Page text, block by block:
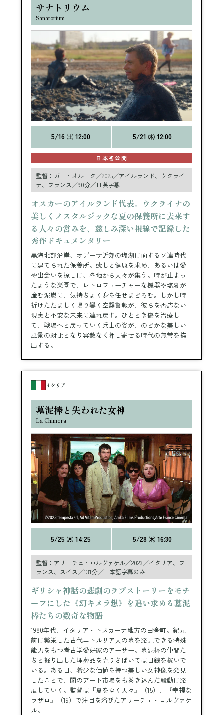
サナトリウム
Sanatorium
5/16 ㈯ 12:00 5/21 ㈭ 12:00
日本初公開
監督：ガー・オルーク／2025／アイルランド、ウクライ
ナ、フランス／90分／日英字幕
オスカーのアイルランド代表。ウクライナの
美しくノスタルジックな夏の保養所に去来す
る人々の営みを、慈しみ深い視線で記録した
秀作ドキュメンタリー
黒海北部沿岸、オデーサ近郊の塩湖に面するソ連時代
に建てられた保養所。癒しと健康を求め、あるいは愛
や出会いを探しに、各地から人々が集う。時が止まっ
たような楽園で、レトロフューチャーな機器や塩湖が
産む泥炭に、気持ちよく身を任せまどろむ。しかし時
折けたたましく鳴り響く空襲警報が、彼らを否応ない
現実と不安な未来に連れ戻す。ひととき傷を治療し
て、戦場へと戻っていく兵士の姿が、のどかな美しい
風景の対比となり容赦なく押し寄せる時代の無常を描
出する。
イタリア
墓泥棒と失われた女神
La Chimera
5/25 ㈪ 14:25 5/28 ㈭ 16:30
監督：アリーチェ・ロルヴァケル／2023／イタリア、フ
ランス、スイス／131分／日本語字幕のみ
ギリシャ神話の悲劇のラブストーリーをモチ
ーフにした《幻キメラ想》を追い求める墓泥
棒たちの数奇な物語
1980年代、イタリア・トスカーナ地方の田舎町。紀元
前に繁栄した古代エトルリア人の墓を発見できる特殊
能力をもつ考古学愛好家のアーサー。墓泥棒の仲間た
ちと掘り出した埋葬品を売りさばいては日銭を稼いで
いる。ある日、希少な価値を持つ美しい女神像を発見
したことで、闇のアート市場をも巻き込んだ騒動に発
展していく。監督は『夏をゆく人々』（15）、『幸福な
ラザロ』（19）で注目を浴びたアリーチェ・ロルヴァケ
ル。